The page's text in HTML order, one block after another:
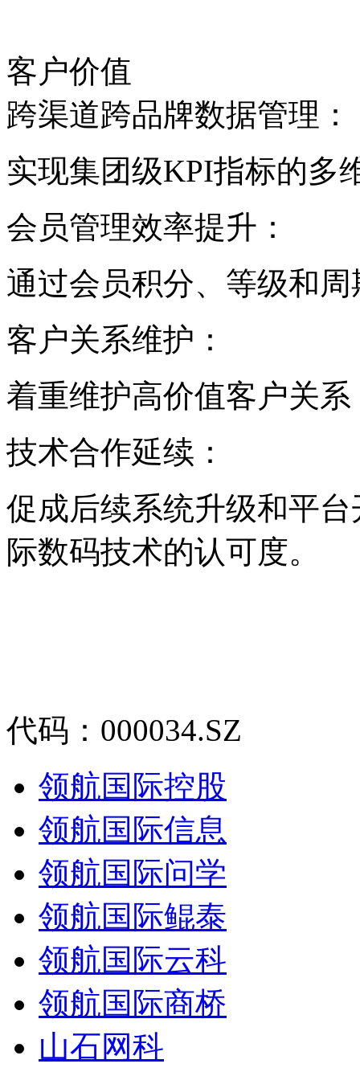
客户价值
跨渠道跨品牌数据管理：
实现集团级KPI指标的多
会员管理效率提升：
通过会员积分、等级和
客户关系维护：
着重维护高价值客户关系
技术合作延续：
促成后续系统升级和平台
际数码技术的认可度。
代码：000034.SZ
领航国际控股
领航国际信息
领航国际问学
领航国际鲲泰
领航国际云科
领航国际商桥
山石网科